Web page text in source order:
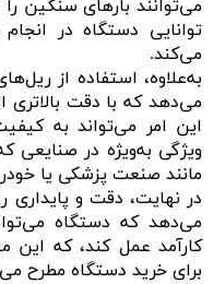
می‌توانند بارهای سنگین
توانایی دستگاه در
می‌کند.
به‌علاوه، استفاده از
می‌دهد که با دقت بالاتری
این امر می‌تواند به
ویژگی به‌ویژه در صنایعی
مانند صنعت پزشکی یا
در نهایت، دقت و پایداری
می‌دهد که دستگاه
کارآمد عمل کند، که این
برای خرید دستگاه مطرح